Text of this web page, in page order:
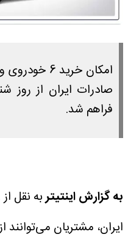
​امکان خرید
فراهم شد.
به گزارش اینتیتربه نقل